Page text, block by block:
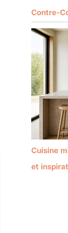
Contre-
Cuisine
et